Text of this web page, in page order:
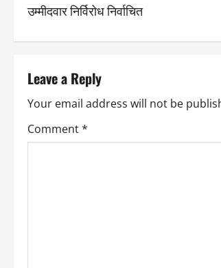
उम्मीदवार निर्विरोध निर्वाचित
Leave a Reply
Your email address will not be
Comment*